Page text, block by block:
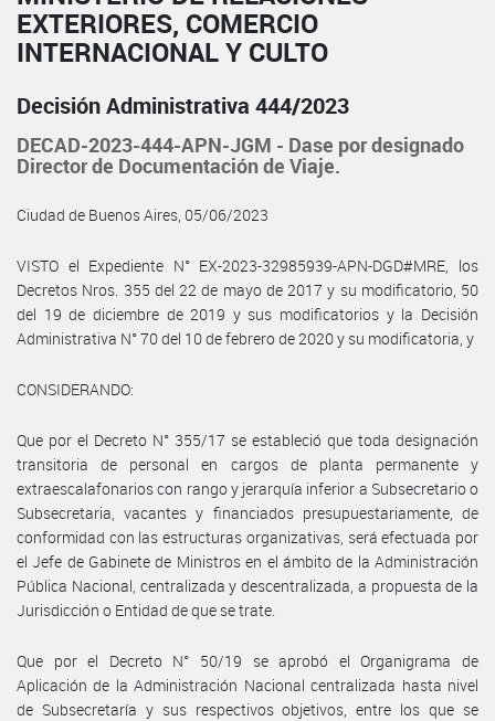
EXTERIORES, COMERCIO
INTERNACIONAL Y CULTO
Decisión Administrativa 444/2023
DECAD-2023-444-APN-JGM - Dase por designado
Director de Documentación de Viaje.
Ciudad de Buenos Aires, 05/06/2023
VISTO el Expediente N° EX-2023-32985939-APN-DGD#MRE, los
Decretos Nros. 355 del 22 de mayo de 2017 y su modificatorio, 50
del 19 de diciembre de 2019 y sus modificatorios y la Decisión
Administrativa N° 70 del 10 de febrero de 2020 y su modificatoria, y
CONSIDERANDO:
Que por el Decreto N° 355/17 se estableció que toda designación
transitoria de personal en cargos de planta permanente y
extraescalafonarios con rango y jerarquía inferior a Subsecretario o
Subsecretaria, vacantes y financiados presupuestariamente, de
conformidad con las estructuras organizativas, será efectuada por
el Jefe de Gabinete de Ministros en el ámbito de la Administración
Pública Nacional, centralizada y descentralizada, a propuesta de la
Jurisdicción o Entidad de que se trate.
Que por el Decreto N° 50/19 se aprobó el Organigrama de
Aplicación de la Administración Nacional centralizada hasta nivel
de Subsecretaría y sus respectivos objetivos, entre los que se